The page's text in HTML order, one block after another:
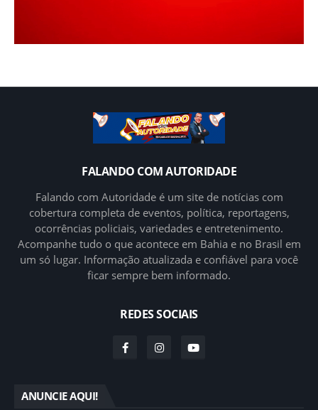
FALANDO COM AUTORIDADE
Falando com Autoridade é um site de notícias com
cobertura completa de eventos, política, reportagens,
ocorrências policiais, variedades e entretenimento.
Acompanhe tudo o que acontece em Bahia e no Brasil em
um só lugar. Informação atualizada e confiável para você
ficar sempre bem informado.
REDES SOCIAIS
ANUNCIE AQUI!